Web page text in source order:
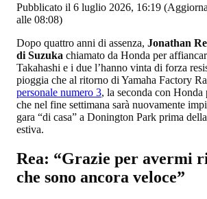
Pubblicato il 6 luglio 2026, 16:19
alle 08:08)
Dopo quattro anni di assenza, Jonathan
di Suzuka chiamato da Honda per
Takahashi e i due l’hanno vinta di forza
pioggia che al ritorno di Yamaha Factory
personale numero 3, la seconda con
che nel fine settimana sarà nuovamente
gara “di casa” a Donington Park prima
estiva.
Rea: “Grazie per avermi
che sono ancora veloce”